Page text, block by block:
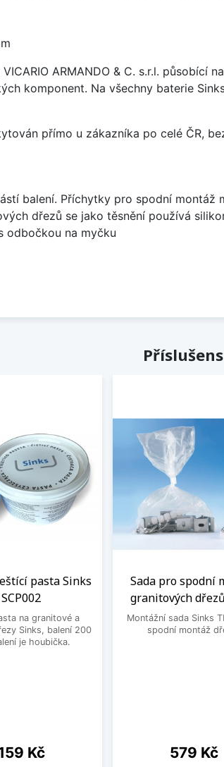
ARMANDO & C. s.r.l.
komponent. Na všechny baterie
přímo u zákazníka po celé ČR,
balení. Příchytky pro spodní
dřezů se jako těsnění používá
odbočkou na myčku
pasta Sinks
SCP002
na granitové a
Sinks, balení 200
je houbička.
Kč
Sada pro spodní
granitových
Montážní sada Sinks
spodní montáž
Cena
579 Kč